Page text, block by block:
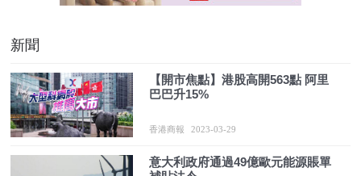
新聞
【開市焦點】港股高開563點 阿里
巴巴升15%
香港商報 2023-03-29
意大利政府通過49億歐元能源賬單